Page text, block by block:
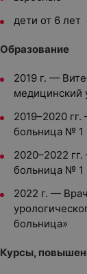
дети от 6 лет
Образование
2019 г. —
медицинский
2019–2020
больница №
2020–2022
больница №
2022 г. —
больница»
Курсы,